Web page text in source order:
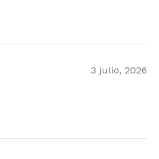
3 julio, 2026